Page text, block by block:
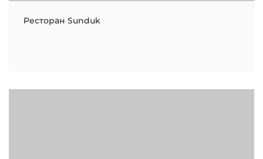
Ресторан Sunduk